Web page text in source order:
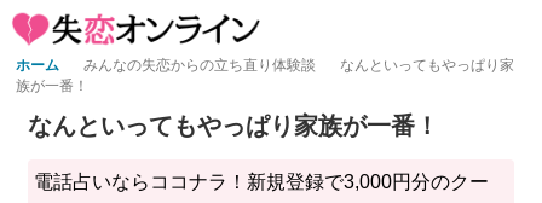
ホーム みんなの失恋からの立ち直り体験談
なんといってもやっぱり家
族が一番！
なんといってもやっぱり家族が一番！
電話占いならココナラ！新規登録で3,000円分のクー